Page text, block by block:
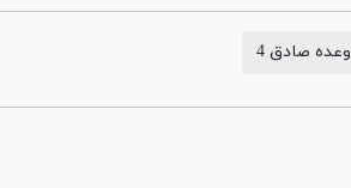
وعده صادق 4